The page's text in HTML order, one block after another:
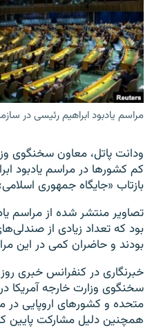
به ما بپیوندید
زبان‌های دیگر
مراسم یادبود ابراهیم رئیسی در
ودانت پاتل، معاون سخنگوی
کم کشورها در مراسم یادبود
بازتاب «جایگاه جمهوری
تصاویر منتشر شده از مراسم
بود که تعداد زیادی از
بودند و حاضران کمی در این
سخنگوی وزارت خارجه
متحده و کشورهای اروپایی در
همچنین دلیل مشارکت پایین